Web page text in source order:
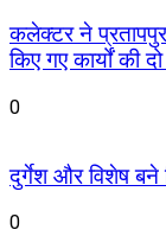
कलेक्टर ने प्रतापपुर
किए गए कार्यों की
0
दुर्गेश और विशेष
0